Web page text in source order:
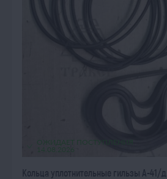
ОЖИДАЕТ ПОСТУПЛЕНИЯ
Кольца уплотнительные гильзы А-